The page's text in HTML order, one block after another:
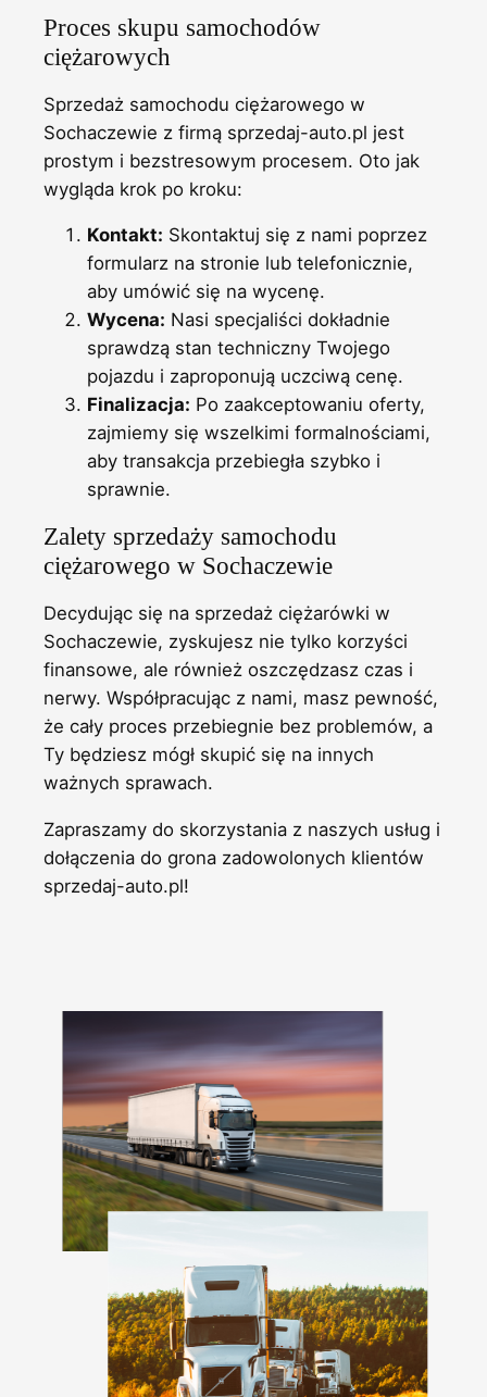
Proces skupu samochodów
ciężarowych
Sprzedaż samochodu ciężarowego w
Sochaczewie z firmą sprzedaj-auto.pl jest
prostym i bezstresowym procesem. Oto jak
wygląda krok po kroku:
Kontakt: Skontaktuj się z nami poprzez
formularz na stronie lub telefonicznie,
aby umówić się na wycenę.
Wycena: Nasi specjaliści dokładnie
sprawdzą stan techniczny Twojego
pojazdu i zaproponują uczciwą cenę.
Finalizacja: Po zaakceptowaniu oferty,
zajmiemy się wszelkimi formalnościami,
aby transakcja przebiegła szybko i
sprawnie.
Zalety sprzedaży samochodu
ciężarowego w Sochaczewie
Decydując się na sprzedaż ciężarówki w
Sochaczewie, zyskujesz nie tylko korzyści
finansowe, ale również oszczędzasz czas i
nerwy. Współpracując z nami, masz pewność,
że cały proces przebiegnie bez problemów, a
Ty będziesz mógł skupić się na innych
ważnych sprawach.
Zapraszamy do skorzystania z naszych usług i
dołączenia do grona zadowolonych klientów
sprzedaj-auto.pl!